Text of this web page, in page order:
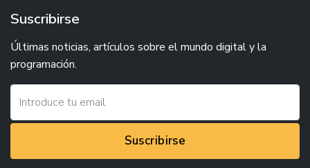
Suscribirse
Últimas noticias, artículos sobre el mundo digital y la
programación.
Suscribirse